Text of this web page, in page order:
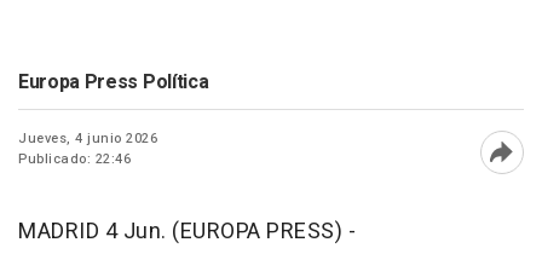
Europa Press Política
Jueves, 4 junio 2026
Publicado: 22:46
MADRID 4 Jun. (EUROPA PRESS) -